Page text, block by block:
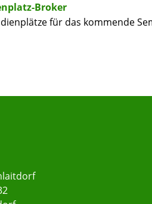
Broker
für das kommende